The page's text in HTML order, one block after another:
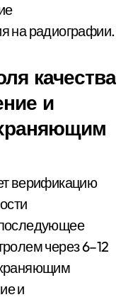
на радиографии.
качества
и
верификацию
через 6–12
и